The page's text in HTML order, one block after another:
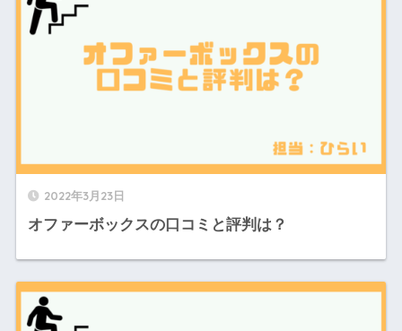
2022年3月23日
オファーボックスの口コミと評判は？